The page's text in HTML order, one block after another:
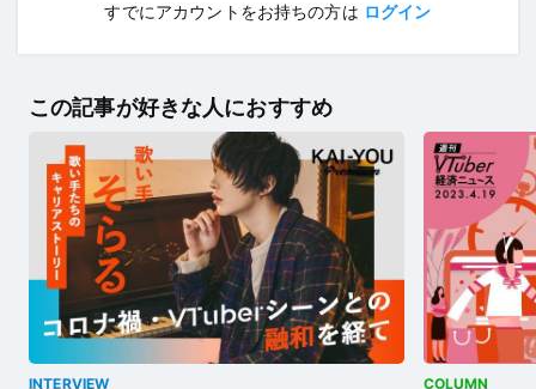
すでにアカウントをお持ちの方は ログイン
この記事が好きな人におすすめ
INTERVIEW COLUMN